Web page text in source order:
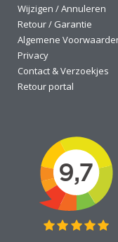
Wijzigen / Annuleren
Retour / Garantie
Algemene
Privacy
Contact & Verzoekjes
Retour portal